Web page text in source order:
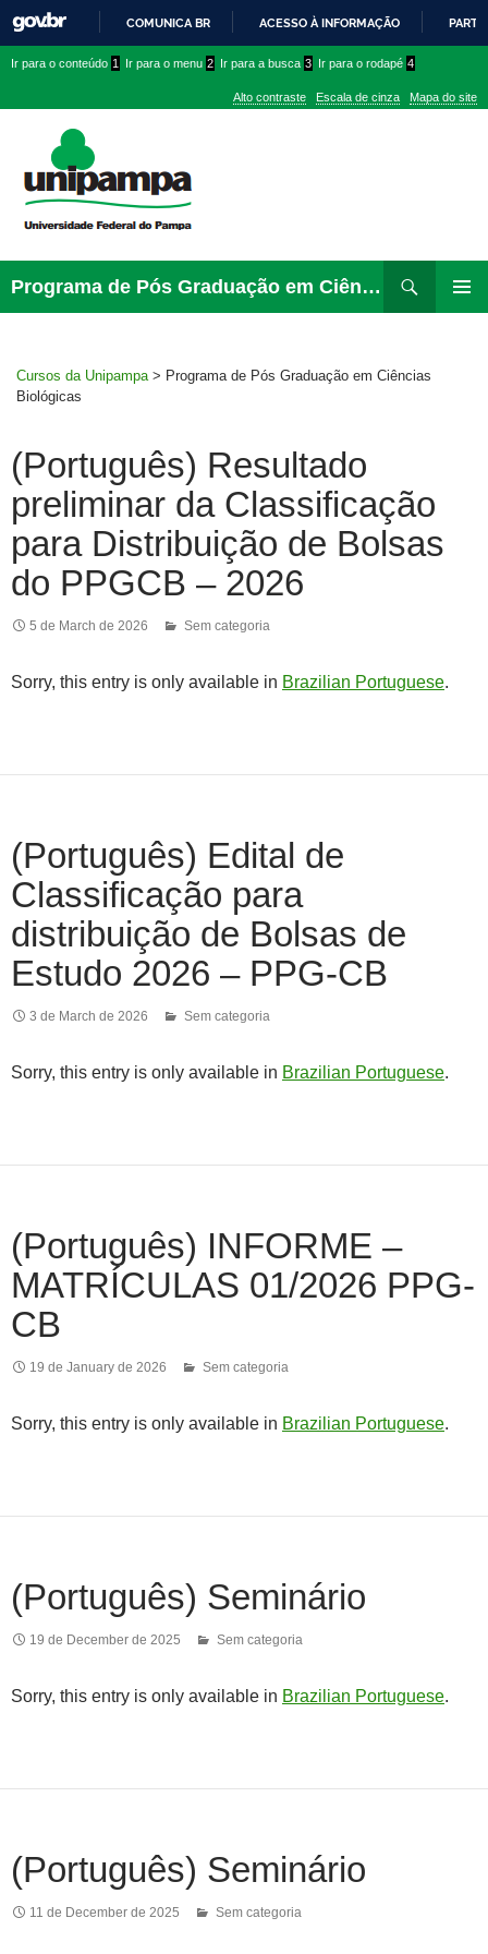
PARA
CONTEÚDO
COMUNICA BR ACESSO À INFORMAÇÃO
conteúdo
menu
superior
menu
Ir para o conteúdo 1 Ir para o menu 2 Ir para a busca 3 Ir para o rodapé 4
Alto contraste Escala de cinza Mapa do site
Programa de Pós Graduação em Ciências Biológicas
para
Cursos da Unipampa > Programa de Pós Graduação em Ciências
Biológicas
(Português) Resultado
preliminar da Classificação
para Distribuição de Bolsas
do PPGCB – 2026
5 de March de 2026 Sem categoria
Sorry, this entry is only available in Brazilian Portuguese.
(Português) Edital de
Classificação para
distribuição de Bolsas de
Estudo 2026 – PPG-CB
3 de March de 2026 Sem categoria
Sorry, this entry is only available in Brazilian Portuguese.
(Português) INFORME –
MATRÍCULAS 01/2026 PPG-
CB
19 de January de 2026 Sem categoria
Sorry, this entry is only available in Brazilian Portuguese.
(Português) Seminário
19 de December de 2025 Sem categoria
Sorry, this entry is only available in Brazilian Portuguese.
(Português) Seminário
11 de December de 2025 Sem categoria